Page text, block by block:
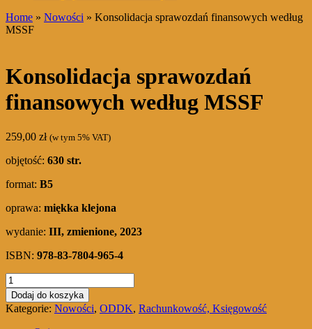
Home » Nowości » Konsolidacja sprawozdań finansowych według
MSSF
Konsolidacja sprawozdań
finansowych według MSSF
259,00 zł (w tym 5% VAT)
objętość: 630 str.
format: B5
oprawa: miękka klejona
wydanie: III, zmienione, 2023
ISBN: 978-83-7804-965-4
ilość
Konsolidacja
sprawozdań
finansowych
Dodaj do koszyka
Kategorie: Nowości, ODDK, Rachunkowość, Księgowość